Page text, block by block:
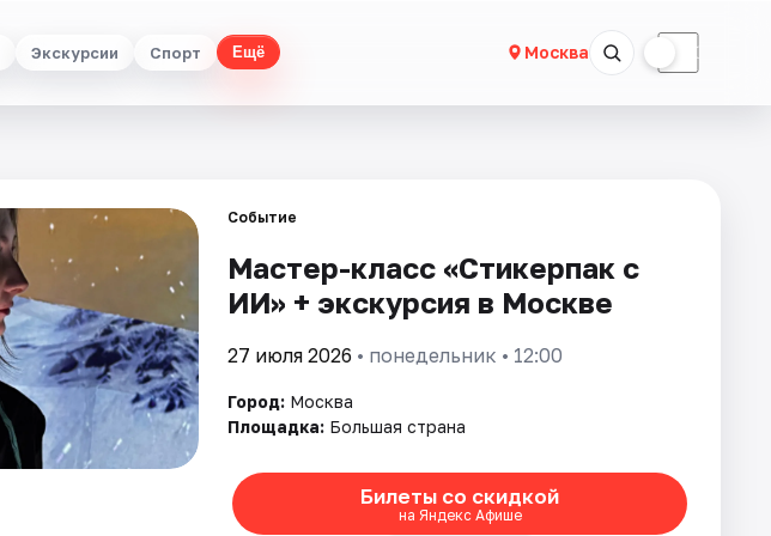
Экскурсии Спорт Ещё Москва ☾
Событие
Мастер-класс «Стикерпак с
ИИ» + экскурсия в Москве
27 июля 2026 • понедельник • 12:00
Город: Москва
Площадка: Большая страна
Билеты со скидкой
на Яндекс Афише